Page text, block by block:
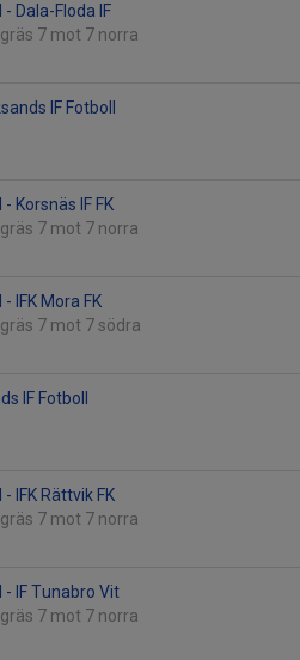
- Dala-Floda IF
7 mot 7 norra
IF Fotboll
- Korsnäs IF FK
7 mot 7 norra
- IFK Mora FK
7 mot 7 södra
IF Fotboll
- IFK Rättvik FK
7 mot 7 norra
- IF Tunabro Vit
7 mot 7 norra